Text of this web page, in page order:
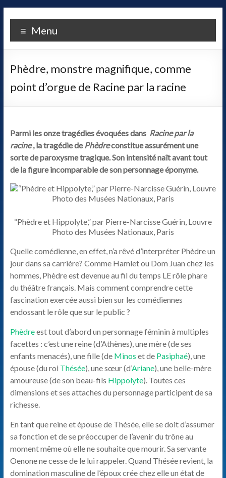
to
content
LA
COMPAGNIE
ALCANDRE
théâtre
qualité
fondé
sur
une
idée
entre
hommes.
Menu
Phèdre, monstre magnifique, comme
point d’orgue de Racine par la racine
Parmi les onze tragédies évoquées dans Racine par la
racine, la tragédie dePhèdreconstitue assurément une
sorte de paroxysme tragique. Son intensité naît avant tout
de la figure incomparable de son personnage éponyme.
“Phèdre et Hippolyte,” par Pierre-Narcisse Guérin, Louvre
Photo des Musées Nationaux, Paris
Quelle comédienne, en effet, n’a rêvé d’interpréter Phèdre un
jour dans sa carrière? Comme Hamlet ou Dom Juan chez les
hommes, Phèdre est devenue au fil du temps LE rôle phare
du théâtre français. Mais comment comprendre cette
fascination exercée aussi bien sur les comédiennes
endossant le rôle que sur le public ?
Phèdreest tout d’abord un personnage féminin à multiples
facettes : c’est une reine (d’Athènes), une mère (de ses
enfants menacés), une fille (de Minos et de Pasiphaé), une
épouse (du roi Thésée), une sœur (d’Ariane), une belle-mère
amoureuse (de son beau-fils Hippolyte). Toutes ces
dimensions et ses attaches du personnage participent de sa
richesse.
En tant que reine et épouse de Thésée, elle se doit d’assumer
sa fonction et de se préoccuper de l’avenir du trône au
moment même où elle ne souhaite que mourir. Sa servante
Oenone ne cesse de le lui rappeler. Quand Thésée revient, la
domination masculine de l’époux crée chez elle un état de